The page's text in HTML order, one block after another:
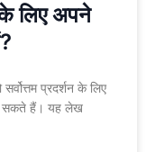
लिए अपने
प्रदर्शन के लिए
सकते हैं। यह लेख